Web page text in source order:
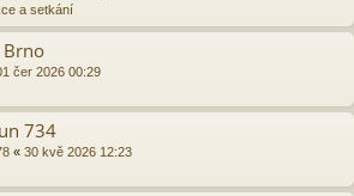
a setkání
Brno
čer 2026 00:29
734
« 30 kvě 2026 12:23